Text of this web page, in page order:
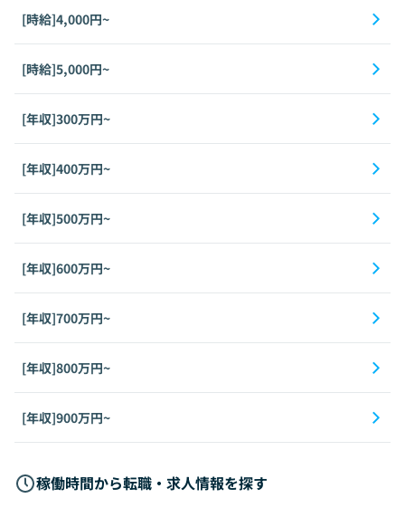
[時給]4,000円~
[時給]5,000円~
[年収]300万円~
[年収]400万円~
[年収]500万円~
[年収]600万円~
[年収]700万円~
[年収]800万円~
[年収]900万円~
稼働時間から転職・求人情報を探す